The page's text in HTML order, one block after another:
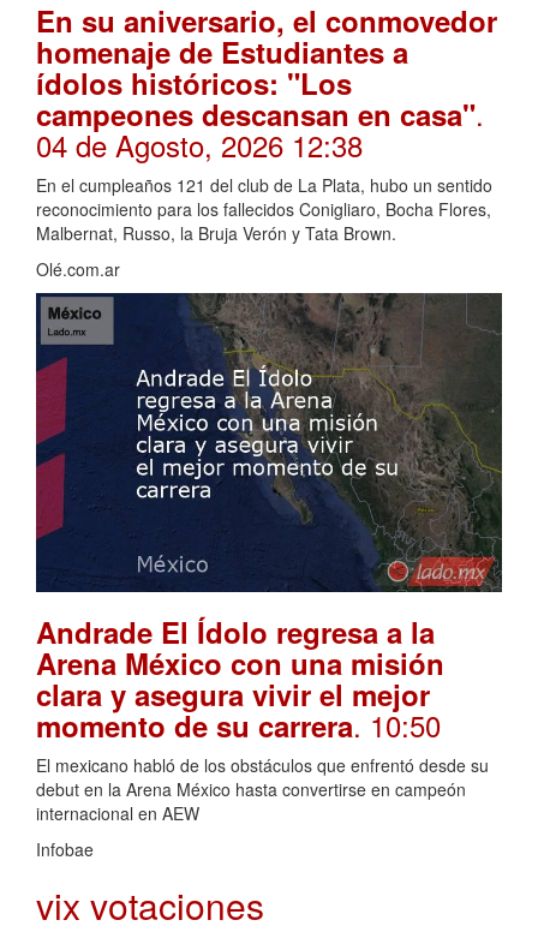
En su aniversario, el conmovedor
homenaje de Estudiantes a
ídolos históricos: "Los
campeones descansan en casa".
04 de Agosto, 2026 12:38
En el cumpleaños 121 del club de La Plata, hubo un sentido
reconocimiento para los fallecidos Conigliaro, Bocha Flores,
Malbernat, Russo, la Bruja Verón y Tata Brown.
Olé.com.ar
Andrade El Ídolo regresa a la
Arena México con una misión
clara y asegura vivir el mejor
momento de su carrera. 10:50
El mexicano habló de los obstáculos que enfrentó desde su
debut en la Arena México hasta convertirse en campeón
internacional en AEW
Infobae
vix votaciones